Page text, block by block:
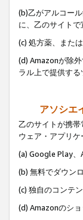
(b)乙がアルコー
に、乙のサイトで
(c) 処方薬、また
(d) Amazonが除
ラル上で提供す
アソシエ
乙のサイトが携
ウェア・アプリ
(a) Google Play
(b) 無料でダウン
(c) 独自のコンテ
(d) Amazonのシ